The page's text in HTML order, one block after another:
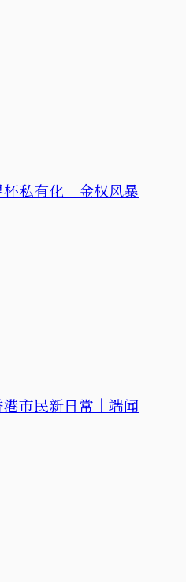
私有化」金权风暴
港市民新日常｜端闻